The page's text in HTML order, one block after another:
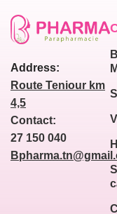
Address:
Route Teniour km
4,5
Contact:
27 150 040